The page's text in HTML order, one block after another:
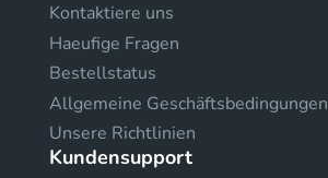
Kontaktiere uns
Haeufige Fragen
Bestellstatus
Allgemeine Geschäftsbedingungen
Unsere Richtlinien
Kundensupport